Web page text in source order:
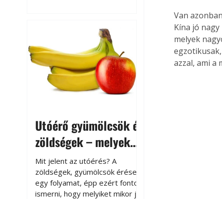
kertészkedés sokak számára
kikapcsolódást és feltöltődést
is jelent.
Utóérő gyümölcsök és
zöldségek – melyek
érnek tovább leszedés
után?
Mit jelent az utóérés? A
zöldségek, gyümölcsök érése
egy folyamat, épp ezért fontos
ismerni, hogy melyiket mikor jó
Van
Kína jó
melyek
azzal, ami a